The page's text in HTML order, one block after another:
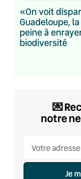
«On voit
Guadeloupe,
peine à
biodiversité
💌​
notre
Je